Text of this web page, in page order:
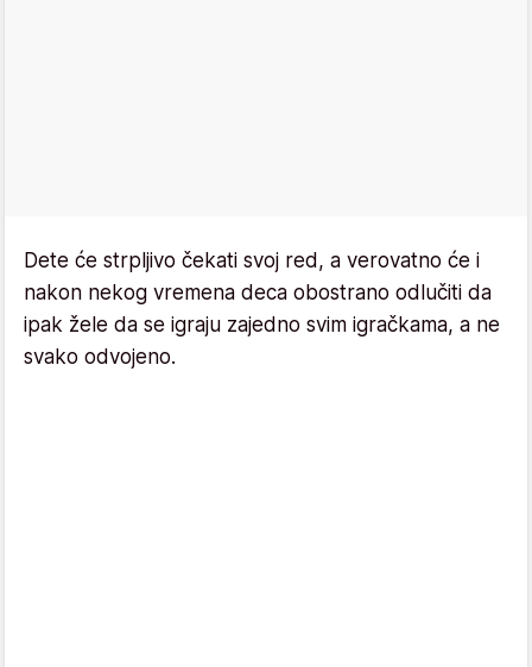
Dete će strpljivo čekati svoj red, a verovatno će i
nakon nekog vremena deca obostrano odlučiti da
ipak žele da se igraju zajedno svim igračkama, a ne
svako odvojeno.